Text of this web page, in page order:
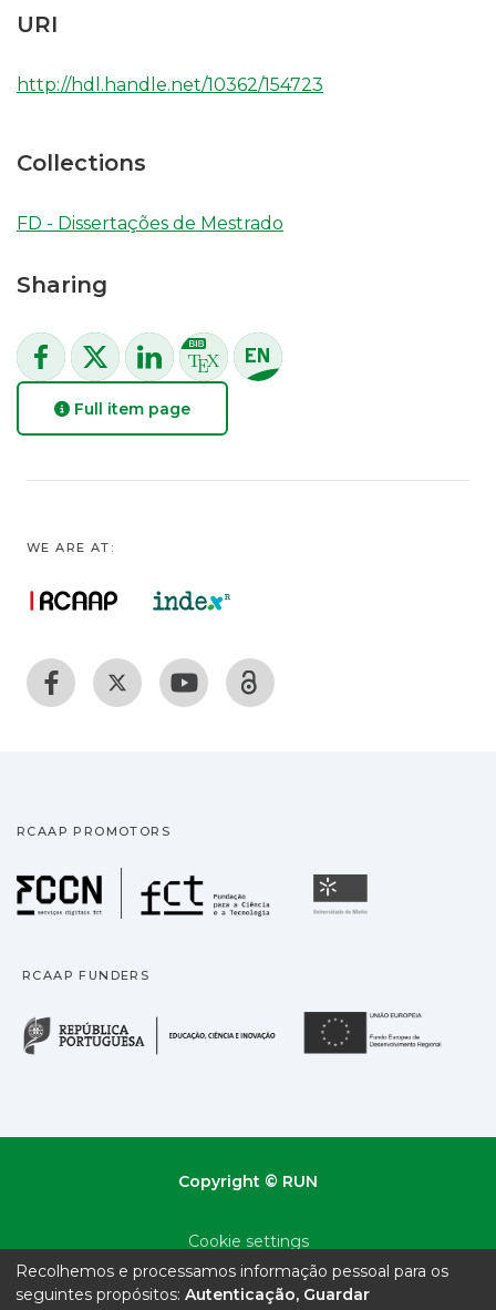
URI
http://hdl.handle.net/10362/154723
Collections
FD - Dissertações de Mestrado
Sharing
Full item page
WE ARE AT:
RCAAP PROMOTORS
Fundação para a
RCAAP FUNDERS
República Portuguesa
Copyright © RUN
Cookie settings
Privacy policy
Recolhemos e processamos informação pessoal para os
seguintes propósitos: Autenticação, Guardar